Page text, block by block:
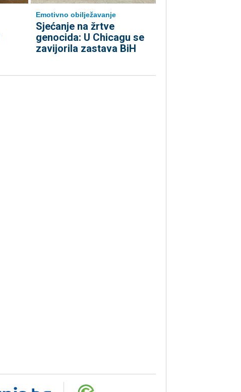
Emotivno obilježavanje
Sjećanje na žrtve
genocida: U Chicagu se
zavijorila zastava BiH